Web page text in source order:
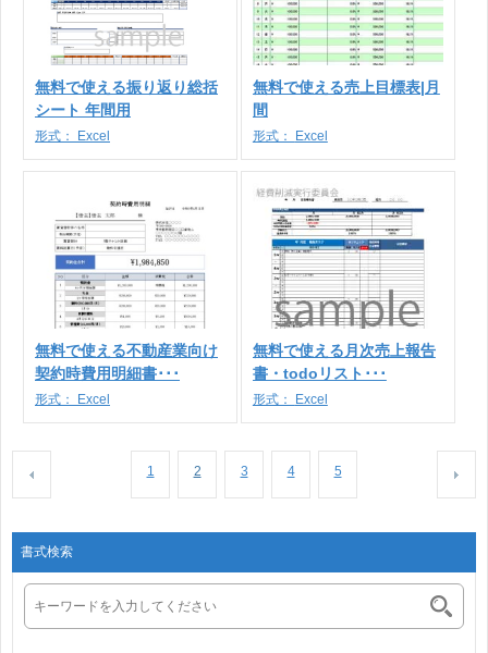
無料で使える振り返り総括
シート 年間用
形式： Excel
無料で使える売上目標表|月
間
形式： Excel
無料で使える不動産業向け
契約時費用明細書･･･
形式： Excel
無料で使える月次売上報告
書・todoリスト･･･
形式： Excel
1 2 3 4 5
書式検索